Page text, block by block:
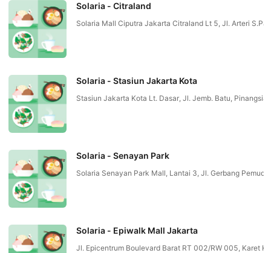
Solaria - Citraland
Solaria Mall Ciputra Jakarta Citraland Lt 5, Jl. Arteri
Solaria - Stasiun Jakarta Kota
Stasiun Jakarta Kota Lt. Dasar, Jl. Jemb. Batu,
Solaria - Senayan Park
Solaria Senayan Park Mall, Lantai 3, Jl. Gerbang
Solaria - Epiwalk Mall Jakarta
Jl. Epicentrum Boulevard Barat RT 002/RW 005, Karet